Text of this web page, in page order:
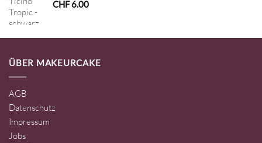
CHF6.00
ÜBER MAKEURCAKE
AGB
Datenschutz
Impressum
Jobs